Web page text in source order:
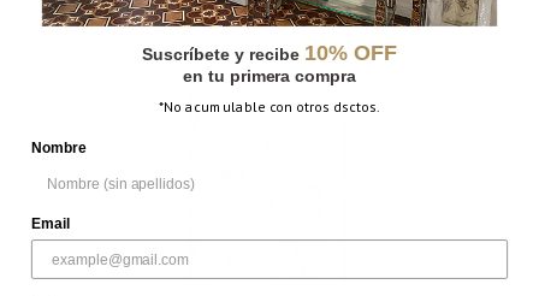
Suscríbete y recibe 10% OFF
en tu primera compra
*No acumulable con otros dsctos.
Nombre
Email